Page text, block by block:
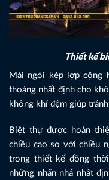
Thiết kế
Mái ngói kép lợp cộng
thoáng nhất định cho
không khí đệm giúp
Biệt thự được hoàn
chiều cao so với chiều
trong thiết kế đồng
những nhấn nhá nhất